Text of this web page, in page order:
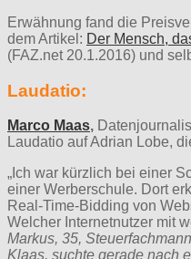
Erwähnung fand die
dem Artikel: Der Mensch,
(FAZ.net 20.1.2016) und
Laudatio:
Marco Maas,
Laudatio auf Adrian Lobe,
„Ich war kürzlich bei einer
einer Werberschule. Dort
Real-Time-Bidding von
Welcher Internetnutzer mit
Markus, 35,
Klaas, suchte gerade nach